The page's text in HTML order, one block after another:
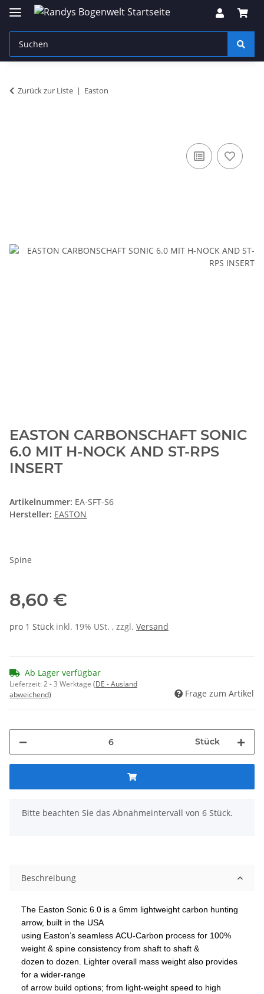
Zurück zur Liste Easton
EASTON CARBONSCHAFT SONIC
6.0 MIT H-NOCK AND ST-RPS
INSERT
Artikelnummer: EA-SFT-S6
Hersteller: EASTON
Spine
8,60 €
pro 1 Stück inkl. 19% USt. , zzgl. Versand
Ab Lager verfügbar
Lieferzeit:2 - 3 Werktage (DE - Ausland
abweichend)
Frage zum Artikel
Stück
x
Bitte beachten Sie das Abnahmeintervall von 6 Stück.
Beschreibung
The Easton Sonic 6.0 is a 6mm lightweight carbon hunting
arrow, built in the USA
using Easton’s seamless ACU-Carbon process for 100%
weight & spine consistency from shaft to shaft &
dozen to dozen. Lighter overall mass weight also provides
for a wider-range
of arrow build options; from light-weight speed to high